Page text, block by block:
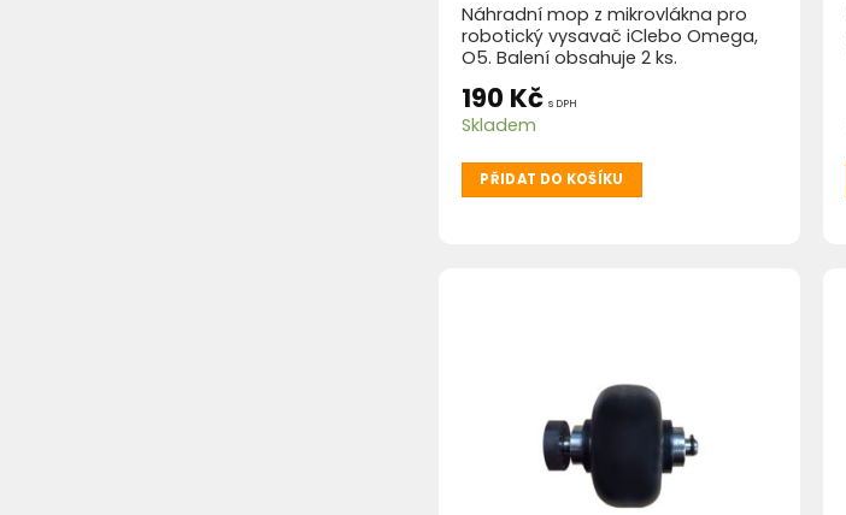
Náhradní mop z mikrovlákna pro
robotický vysavač iClebo Omega,
O5. Balení obsahuje 2 ks.
190 Kč s DPH
Skladem
PŘIDAT DO KOŠÍKU